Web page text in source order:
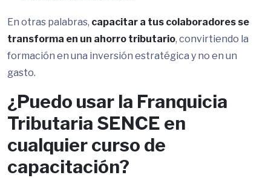
En otras palabras, capacitar a tus colaboradores se
transforma en un ahorro tributario, convirtiendo la
formación en una inversión estratégica y no en un
gasto.
¿Puedo usar la Franquicia
Tributaria SENCE en
cualquier curso de
capacitación?